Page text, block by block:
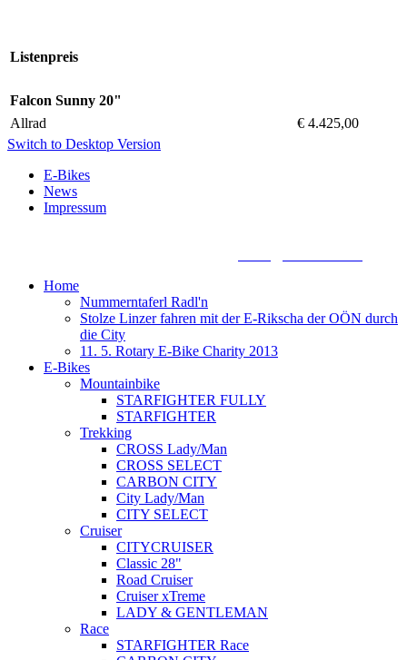
Listenpreis
Falcon Sunny 20"
Allrad
€ 4.425,00
Switch to Desktop Version
E-Bikes
News
Impressum
Home
Nummerntaferl Radl'n
Stolze Linzer fahren mit der E-Rikscha der OÖN durch
die City
11. 5. Rotary E-Bike Charity 2013
E-Bikes
Mountainbike
STARFIGHTER FULLY
STARFIGHTER
Trekking
CROSS Lady/Man
CROSS SELECT
CARBON CITY
City Lady/Man
CITY SELECT
Cruiser
CITYCRUISER
Classic 28"
Road Cruiser
Cruiser xTreme
LADY & GENTLEMAN
Race
STARFIGHTER Race